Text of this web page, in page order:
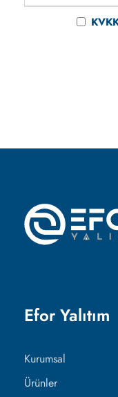
Efor Yalıtım
Kurumsal
Ürünler